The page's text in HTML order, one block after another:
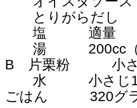
とりがらだし
塩 適量
湯 200cc（1
B 片栗粉 小さ
水 小さじ
ごはん 320グラ